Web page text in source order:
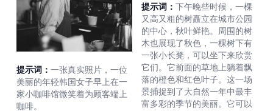
提示词： 一张真实照片，一位
美丽的年轻韩国女子早上在一
家小咖啡馆微笑着为顾客端上
咖啡。
提示词： 下午晚些时候，一棵
又高又粗的树矗立在城市公园
的中心，秋叶鲜艳。周围的树
木也展现了秋色，一棵树下有
一张小长凳，可以坐下来欣赏
它们。它前面的草地上躺着飘
落的橙色和红色叶子。这一场
景捕捉到了大自然一年中最丰
富多彩的季节的美丽。它可以